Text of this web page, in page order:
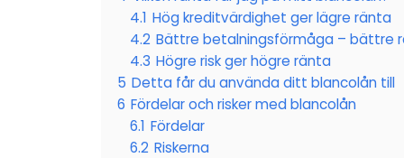
4.1 Hög kreditvärdighet ger lägre ränta
4.2 Bättre betalningsförmåga – bättre
4.3 Högre risk ger högre ränta
5 Detta får du använda ditt blancolån till
6 Fördelar och risker med blancolån
6.1 Fördelar
6.2 Riskerna